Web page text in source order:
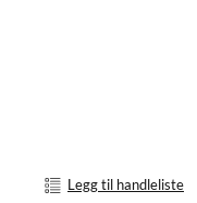
Legg til handleliste